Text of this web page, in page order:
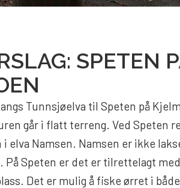
SPETEN
Tunnsjøelva til Speten på
går i flatt terreng. Ved Speten
elva Namsen. Namsen er ikke
På Speten er det er tilrettelagt med
Det er mulig å fiske ørret i både